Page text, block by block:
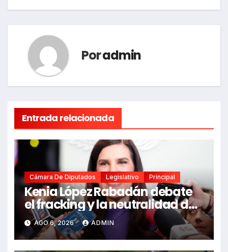
entradas
Poradmin
Entrada relacionada
Cámara De Diputados Legislativo Principal
Kenia López Rabadán debate
el fracking y la neutralidad de
programas
AGO 6, 2026 ADMIN